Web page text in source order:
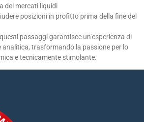
dei mercati liquidi
posizioni in profitto prima della fine del
passaggi garantisce un’esperienza di
analitica, trasformando la passione per lo
e tecnicamente stimolante.